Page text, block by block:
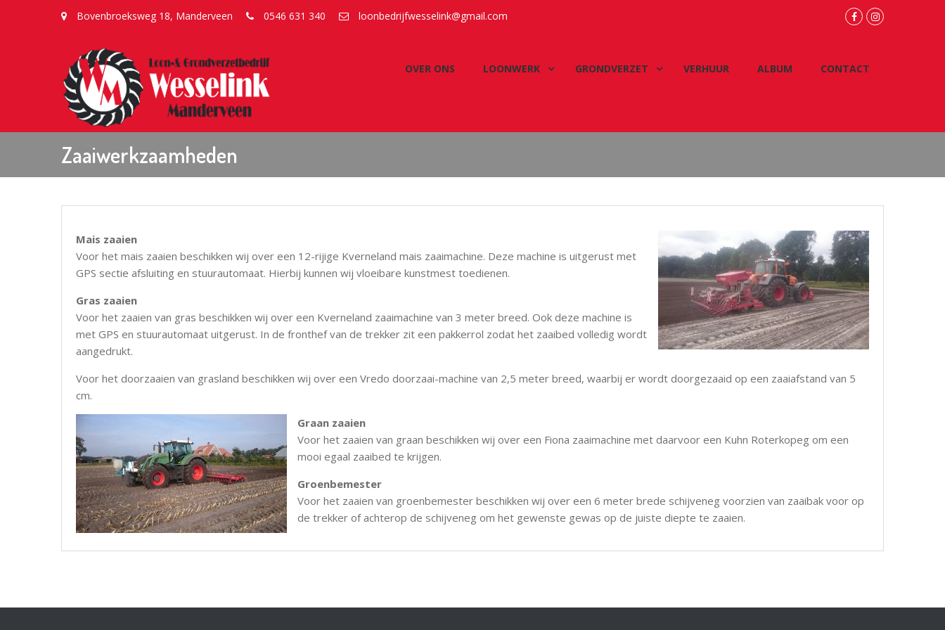
Bovenbroeksweg 18, Manderveen 0546 631 340 loonbedrijfwesselink@gmail.com
OVER ONS LOONWERK GRONDVERZET VERHUUR ALBUM CONTACT
Zaaiwerkzaamheden
Mais zaaien
Voor het mais zaaien beschikken wij over een 12-rijige Kverneland mais zaaimachine. Deze machine is uitgerust met
GPS sectie afsluiting en stuurautomaat. Hierbij kunnen wij vloeibare kunstmest toedienen.
Gras zaaien
Voor het zaaien van gras beschikken wij over een Kverneland zaaimachine van 3 meter breed. Ook deze machine is
met GPS en stuurautomaat uitgerust. In de fronthef van de trekker zit een pakkerrol zodat het zaaibed volledig wordt
aangedrukt.
Voor het doorzaaien van grasland beschikken wij over een Vredo doorzaai-machine van 2,5 meter breed, waarbij er wordt doorgezaaid op een zaaiafstand van 5
cm.
Graan zaaien
Voor het zaaien van graan beschikken wij over een Fiona zaaimachine met daarvoor een Kuhn Roterkopeg om een
mooi egaal zaaibed te krijgen.
Groenbemester
Voor het zaaien van groenbemester beschikken wij over een 6 meter brede schijveneg voorzien van zaaibak voor op
de trekker of achterop de schijveneg om het gewenste gewas op de juiste diepte te zaaien.